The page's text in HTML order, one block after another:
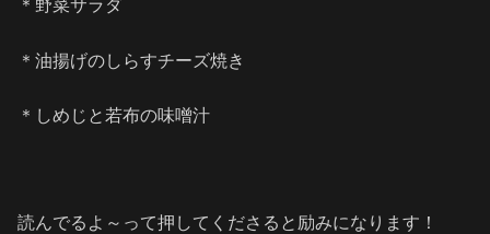
＊野菜サラダ
＊油揚げのしらすチーズ焼き
＊しめじと若布の味噌汁
読んでるよ～って押してくださると励みになります！